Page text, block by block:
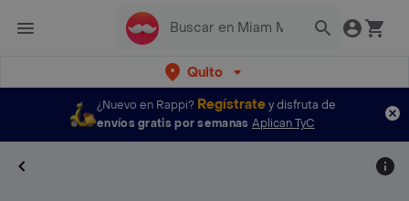
Quito
¿Nuevo en Rappi? Regístratey disfruta de
envíos gratis por semanas Aplican TyC